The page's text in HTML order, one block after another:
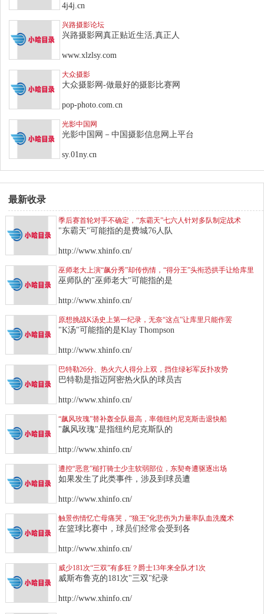
4j4j.cn
兴路摄影论坛
兴路摄影网真正贴近生活,真正人
www.xlzlsy.com
大众摄影
大众摄影网-做最好的摄影比赛网
pop-photo.com.cn
光影中国网
光影中国网－中国摄影信息网上平台
sy.01ny.cn
最新收录
季后赛首轮对手不确定，“东霸天”七六人针对多队制定战术
"东霸天"可能指的是费城76人队
http://www.xhinfo.cn/
巫师老大上演“飙分秀”却传伤情，“得分王”头衔恐拱手让给库里
巫师队的"巫师老大"可能指的是
http://www.xhinfo.cn/
原想挑战K汤史上第一纪录，无奈“这点”让库里只能作罢
"K汤"可能指的是Klay Thompson
http://www.xhinfo.cn/
巴特勒26分、热火六人得分上双，挡住绿衫军反扑攻势
巴特勒是指迈阿密热火队的球员吉
http://www.xhinfo.cn/
“飙风玫瑰”替补轰全队最高，率领纽约尼克斯击退快船
"飙风玫瑰"是指纽约尼克斯队的
http://www.xhinfo.cn/
遭控“恶意”槌打骑士少主软弱部位，东契奇遭驱逐出场
如果发生了此类事件，涉及到球员遭
http://www.xhinfo.cn/
触景伤情忆亡母痛哭，“狼王”化悲伤为力量率队血洗魔术
在篮球比赛中，球员们经常会受到各
http://www.xhinfo.cn/
威少181次“三双”有多狂？爵士13年来全队才1次
威斯布鲁克的181次"三双"纪录
http://www.xhinfo.cn/